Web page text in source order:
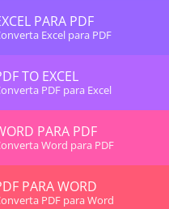
PARA PDF
Excel para PDF
TO EXCEL
PDF para Excel
PARA PDF
Word para PDF
PARA WORD
PDF para Word